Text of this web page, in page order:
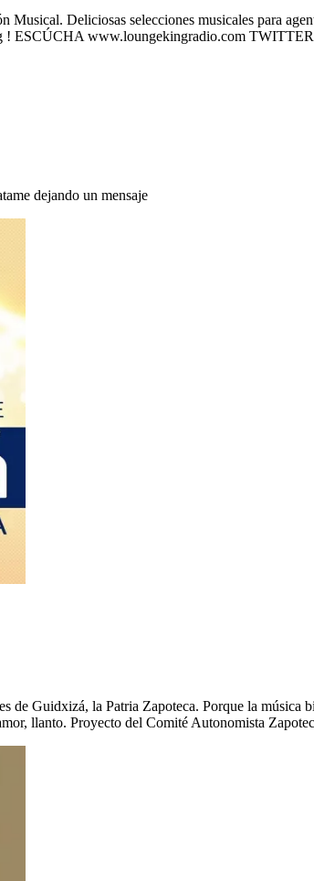
Deliciosas selecciones musicales para
! ESCÚCHA www.loungekingradio.com
dejando un mensaje
de Guidxizá, la Patria Zapoteca. Porque la
llanto. Proyecto del Comité Autonomista